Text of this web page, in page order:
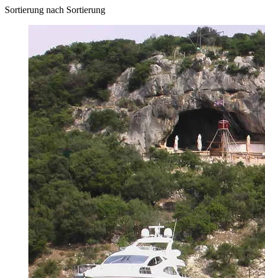
Sortierung nach Sortierung